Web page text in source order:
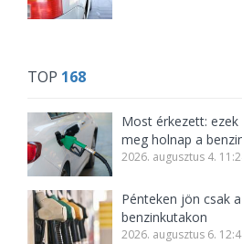
TOP 168
Most érkezett:
meg holnap a
2026. augusztus 4.
Pénteken jön csak
benzinkutakon
2026. augusztus 6.